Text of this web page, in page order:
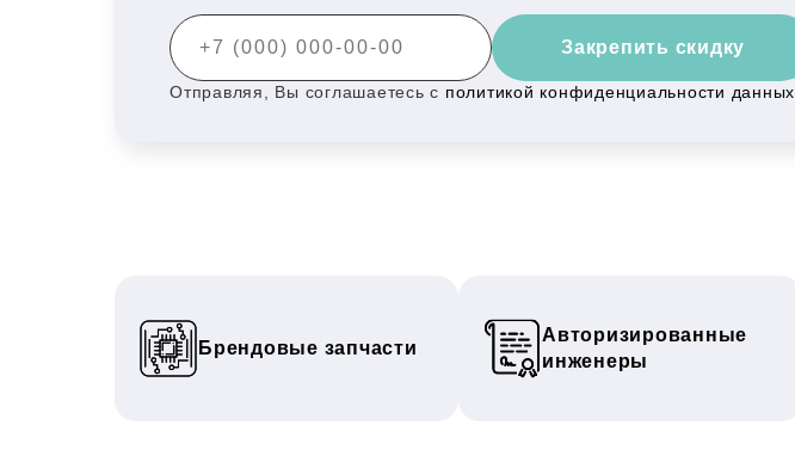
Закрепить скидку
Отправляя, Вы соглашаетесь с политикой конфиденциальности данных
Брендовые запчасти
Авторизированные
инженеры